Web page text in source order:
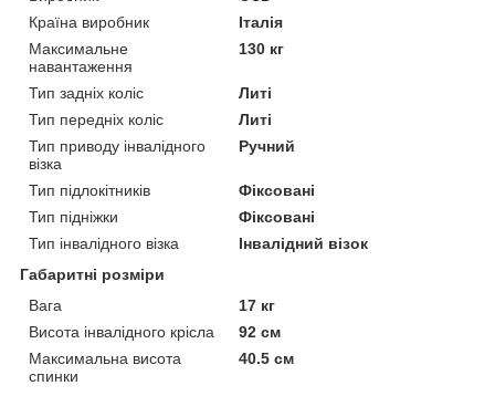
Країна виробник
Італія
Максимальне
навантаження
130 кг
Тип задніх коліс
Литі
Тип передніх коліс
Литі
Тип приводу інвалідного
візка
Ручний
Тип підлокітників
Фіксовані
Тип підніжки
Фіксовані
Тип інвалідного візка
Інвалідний візок
Габаритні розміри
Вага
17 кг
Висота інвалідного крісла
92 см
Максимальна висота
спинки
40.5 см